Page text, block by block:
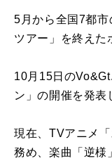
5月から全国7都
ツアー」を終えた
10月15日の
ン」の開催を発表
現在、TVアニメ
務め、楽曲「逆様